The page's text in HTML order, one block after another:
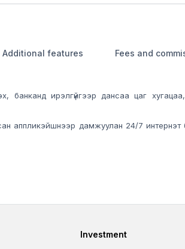
Additional features Fees and
банканд ирэлгүйгээр дансаа цаг
дамжуулан 24/7 интернэт
Footer third
Investment